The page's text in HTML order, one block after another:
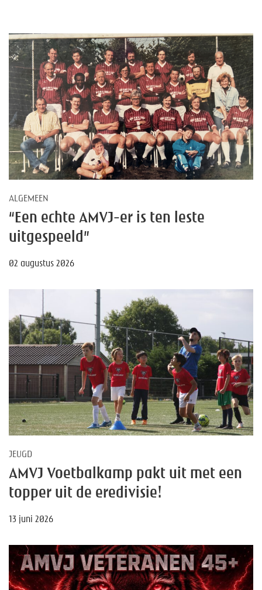
ALGEMEEN
“Een echte AMVJ-er is ten leste
uitgespeeld”
02 augustus 2026
JEUGD
AMVJ Voetbalkamp pakt uit met een
topper uit de eredivisie!
13 juni 2026